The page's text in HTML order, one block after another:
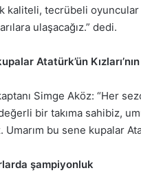
kaliteli, tecrübeli
ulaşacağız.” dedi.
Atatürk’ün
Simge Aköz: “Her
bir takıma sahibiz,
bu sene kupalar
şampiyonluk